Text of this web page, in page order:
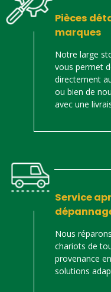
Pièces
marques
Notre large
vous permet
directement
ou bien de
avec une
Service
Nous
chariots de
provenance
solutions